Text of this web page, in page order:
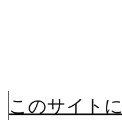
このサイト